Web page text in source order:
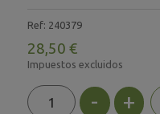
Ref: 240379
28,50 €
Impuestos excluidos
- +